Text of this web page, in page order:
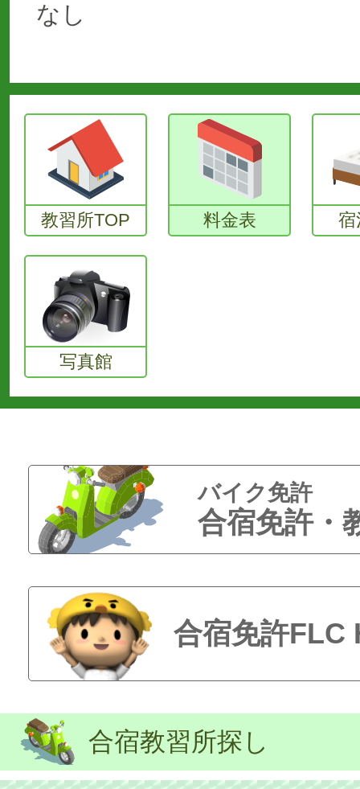
なし
教習所TOP 料金表 宿
写真館
バイク免許
合宿免許・
合宿免許FLC
合宿教習所探し